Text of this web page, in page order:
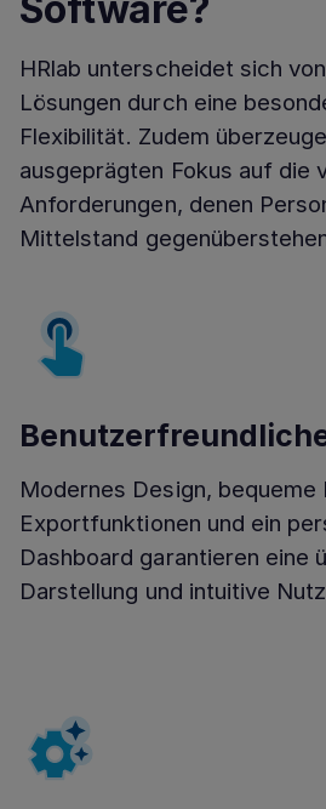
HRlab unterscheidet sich
Lösungen durch eine
Flexibilität. Zudem
ausgeprägten Fokus auf die
Anforderungen, denen
Mittelstand
Modernes Design, bequeme
Exportfunktionen und ein
Dashboard garantieren eine
Darstellung und intuitive